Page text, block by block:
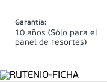
Garantía:
10 años (Sólo para el
panel de resortes)